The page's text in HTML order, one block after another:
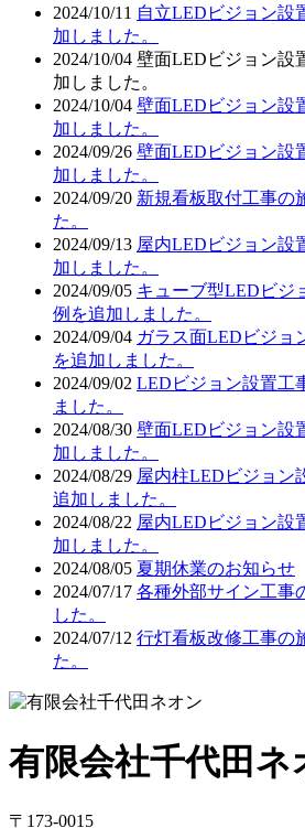
2024/10/11 自立LEDビジョン設
加しました。
2024/10/04 壁面LEDビジョン設
加しました。
2024/10/04 壁面LEDビジョン設
加しました。
2024/09/26 壁面LEDビジョン設
加しました。
2024/09/20 新規看板取付工事の
た。
2024/09/13 屋内LEDビジョン設
加しました。
2024/09/05 キューブ型LEDビジ
例を追加しました。
2024/09/04 ガラス面LEDビジョ
を追加しました。
2024/09/02 LEDビジョン設置工
ました。
2024/08/30 壁面LEDビジョン設
加しました。
2024/08/29 屋内柱LEDビジョン
追加しました。
2024/08/22 屋内LEDビジョン設
加しました。
2024/08/05 夏期休業のお知らせ
2024/07/17 各種外部サイン工事
した。
2024/07/12 行灯看板改修工事の
た。
有限会社千代田ネ
〒173-0015